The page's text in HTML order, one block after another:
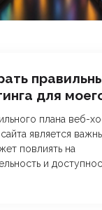
для
плана веб-
является
повлиять на
и